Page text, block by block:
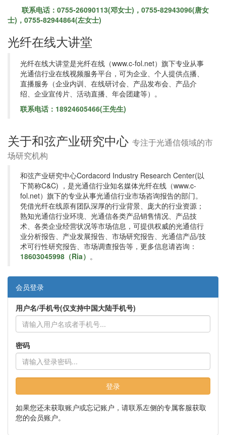
联系电话：0755-26090113(邓女士)，0755-82943096(唐女
士)，0755-82944864(左女士)
光纤在线大讲堂
光纤在线大讲堂是光纤在线（www.c-fol.net）旗下专业从事
光通信行业在线视频服务平台，可为企业、个人提供点播、
直播服务（企业内训、在线研讨会、产品发布会、产品介
绍、企业宣传片、活动直播、年会团建等）。
联系电话：18924605466(王先生)
关于和弦产业研究中心 专注于光通信领域的市
场研究机构
和弦产业研究中心Cordacord Industry Research Center(以
下简称C&C) ，是光通信行业知名媒体光纤在线（www.c-
fol.net）旗下的专业从事光通信行业市场咨询报告的部门。
凭借光纤在线原有团队深厚的行业背景、庞大的行业资源；
熟知光通信行业环境、光通信各类产品销售情况、产品技
术、各类企业经营状况等市场信息，可提供权威的光通信行
业分析报告、产业发展报告、市场研究报告、光通信产品/技
术可行性研究报告、市场调查报告等，更多信息请咨询：
18603045998（Ria） 。
会员登录
用户名/手机号(仅支持中国大陆手机号)
密码
登录
如果您还未获取账户或忘记账户，请联系左侧的专属客服获取
您的会员账户。